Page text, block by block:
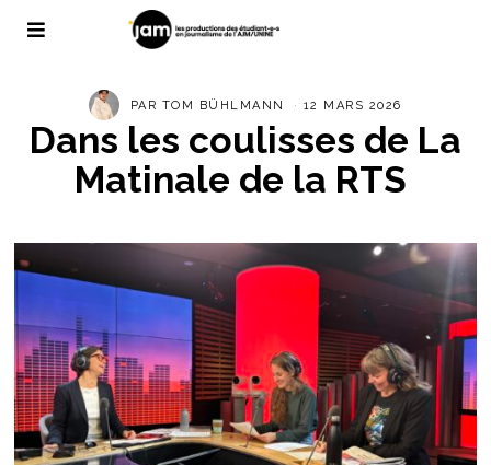
PAR TOM BÜHLMANN 12 MARS 2026
Dans les coulisses de La
Matinale de la RTS